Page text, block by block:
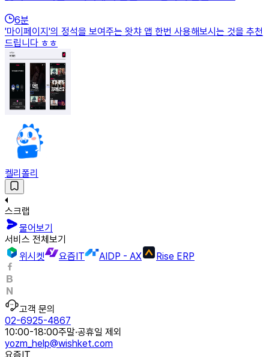
6분
'마이페이지'의 정석을 보여주는 왓챠 앱 한번 사용해보시는 것을 추천
드립니다 ㅎㅎ
켈리폴리
스크랩
물어보기
서비스 전체보기
위시켓
요즘IT AIDP - AX Rise ERP
고객 문의
02-6925-4867
10:00-18:00주말·공휴일 제외
yozm_help@wishket.com